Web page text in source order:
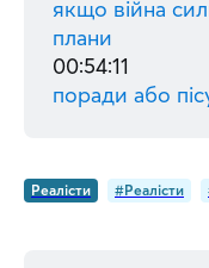
якщо війна
плани
00:54:11
поради або
Реалісти #Реалісти